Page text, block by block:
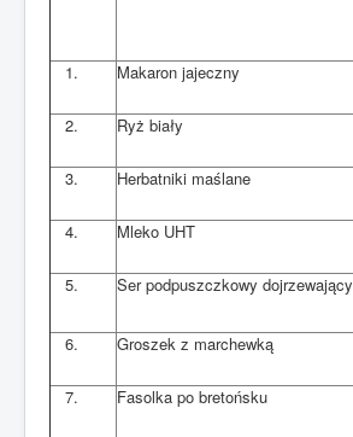
1. Makaron jajeczny
2. Ryż biały
3. Herbatniki maślane
4. Mleko UHT
5. Ser podpuszczkowy dojrzewający
6. Groszek z marchewką
7. Fasolka po bretońsku